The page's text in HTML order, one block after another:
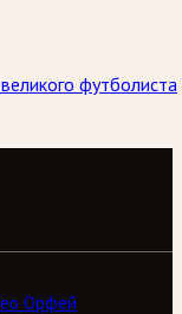
футболиста
Орфей